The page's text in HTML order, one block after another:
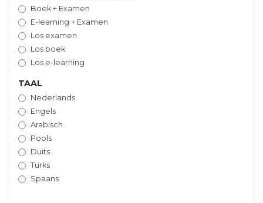
Boek + Examen
E-learning + Examen
Los examen
Los boek
Los e-learning
TAAL
Nederlands
Engels
Arabisch
Pools
Duits
Turks
Spaans